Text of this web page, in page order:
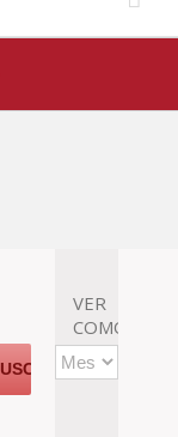
Navegación
entre
vistas
de
VER
COMO